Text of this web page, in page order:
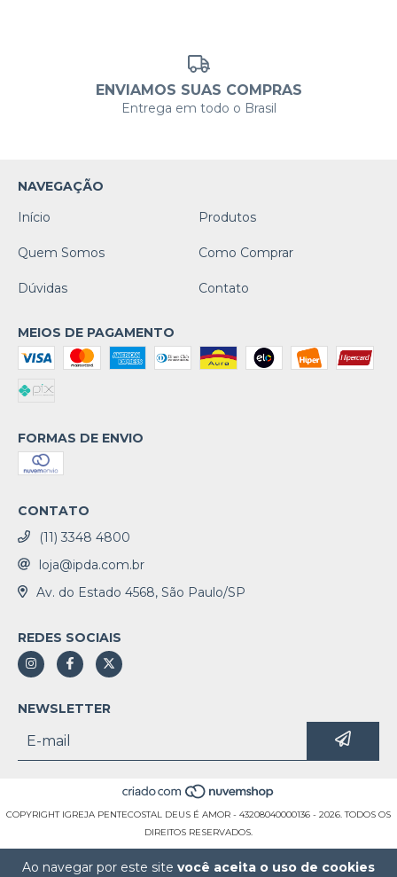
Ao navegar por este site você aceita o uso de cookies
ENVIAMOS SUAS COMPRAS
Entrega em todo o Brasil
NAVEGAÇÃO
Início
Produtos
Quem Somos Como Comprar
Dúvidas Contato
MEIOS DE PAGAMENTO
FORMAS DE ENVIO
CONTATO
(11) 3348 4800
loja@ipda.com.br
Av. do Estado 4568, São Paulo/SP
REDES SOCIAIS
NEWSLETTER
COPYRIGHT IGREJA PENTECOSTAL DEUS É AMOR - 43208040000136 - 2026. TODOS OS
DIREITOS RESERVADOS.